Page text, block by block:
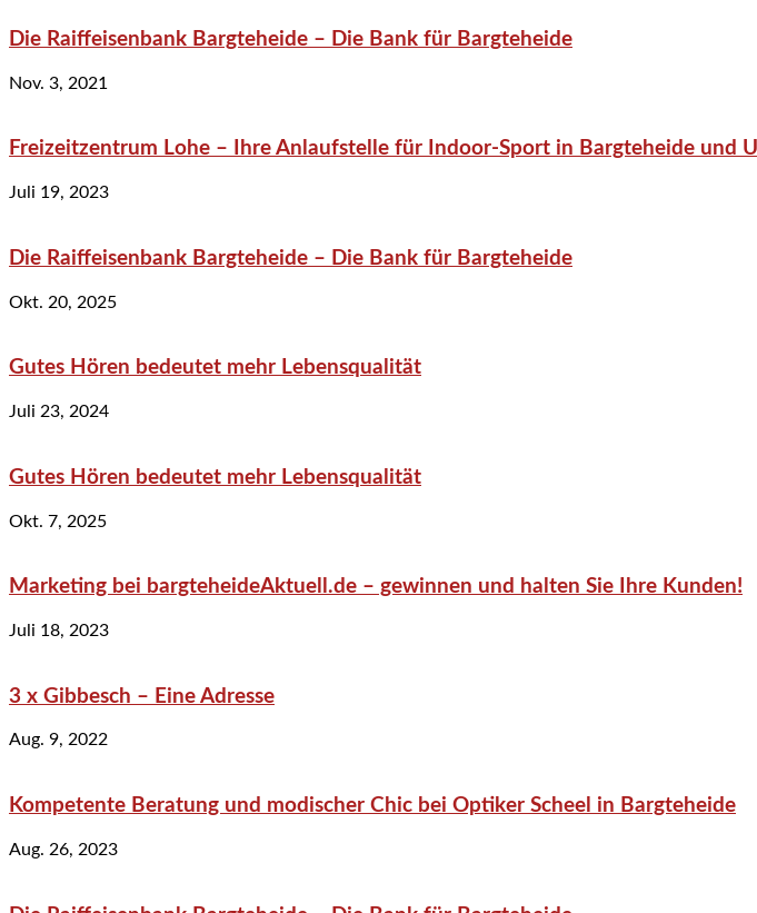
Die Raiffeisenbank Bargteheide – Die Bank für Bargteheide
Nov. 3, 2021
Freizeitzentrum Lohe – Ihre Anlaufstelle für Indoor-Sport in Bargteheide und
Juli 19, 2023
Die Raiffeisenbank Bargteheide – Die Bank für Bargteheide
Okt. 20, 2025
Gutes Hören bedeutet mehr Lebensqualität
Juli 23, 2024
Gutes Hören bedeutet mehr Lebensqualität
Okt. 7, 2025
Marketing bei bargteheideAktuell.de – gewinnen und halten Sie Ihre Kunden!
Juli 18, 2023
3 x Gibbesch – Eine Adresse
Aug. 9, 2022
Kompetente Beratung und modischer Chic bei Optiker Scheel in Bargteheide
Aug. 26, 2023